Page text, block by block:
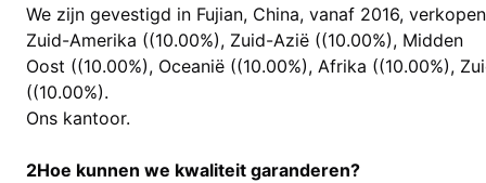
We zijn gevestigd in Fujian, China, vanaf 2016,
Zuid-Amerika ((10.00%), Zuid-Azië ((10.00%), Midden
Oost ((10.00%), Oceanië ((10.00%), Afrika ((10.00%),
((10.00%).
Ons kantoor.
2Hoe kunnen we kwaliteit garanderen?